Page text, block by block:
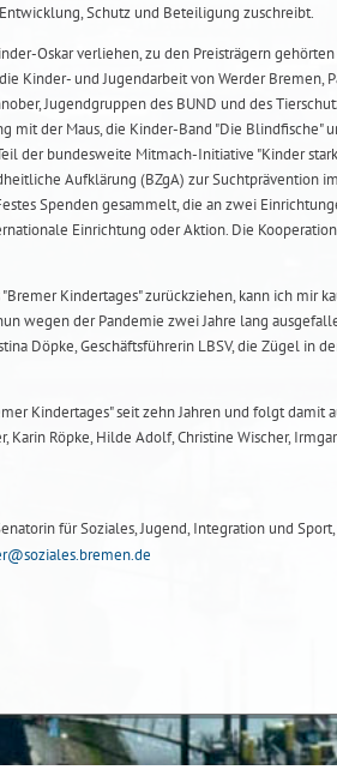
Schutz und Beteiligung zuschreibt.
Oskar verliehen, zu den Preisträgern
Kinder- und Jugendarbeit von Werder Bremen,
Jugendgruppen des BUND und des
mit der Maus, die Kinder-Band "Die Blindfische"
der bundesweite Mitmach-Initiative "Kinder
Aufklärung (BZgA) zur Suchtprävention im
Spenden gesammelt, die an zwei
Einrichtung oder Aktion. Die
Kindertages" zurückziehen, kann ich mir
wegen der Pandemie zwei Jahre lang
Döpke, Geschäftsführerin LBSV, die Zügel in
Kindertages" seit zehn Jahren und folgt damit
Röpke, Hilde Adolf, Christine Wischer,
für Soziales, Jugend, Integration und Sport,